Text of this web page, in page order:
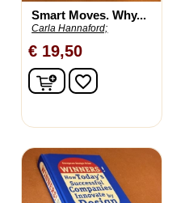
Smart Moves. Why...
Carla Hannaford;
€ 19,50
In winkelwagen
favorite_border